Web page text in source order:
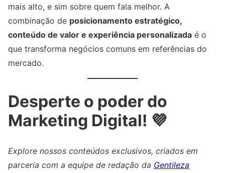
mais alto, e sim sobre quem fala melhor. A
combinação de posicionamento estratégico,
conteúdo de valor e experiência personalizada é o
que transforma negócios comuns em referências do
mercado.
Desperte o poder do
Marketing Digital! 💜
Explore nossos conteúdos exclusivos, criados em
parceria com a equipe de redação da Gentileza